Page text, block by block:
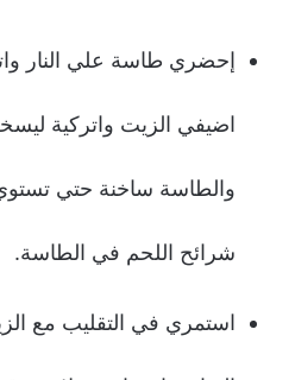
إحضري طاسة علي النار
اضيفي الزيت واتركية
والطاسة ساخنة حتي
شرائح اللحم في الطاسة.
استمري في التقليب مع